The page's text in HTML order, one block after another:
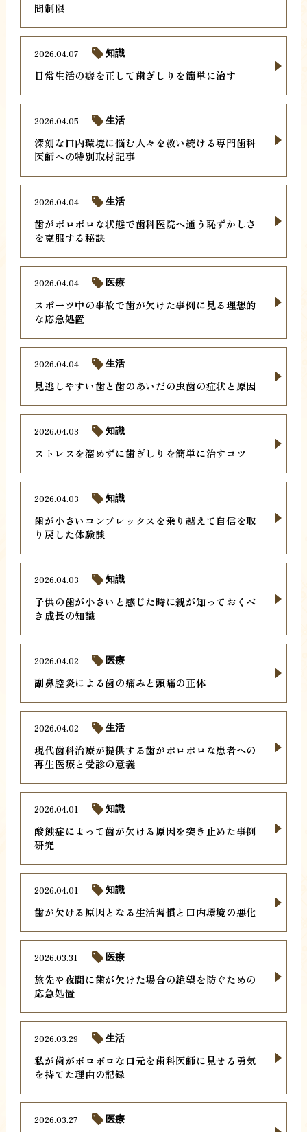
間制限
日常生活の癖を正して歯ぎしりを簡単に治す
2026.04.07 知識
深刻な口内環境に悩む人々を救い続ける専門歯科
医師への特別取材記事
2026.04.05 生活
歯がボロボロな状態で歯科医院へ通う恥ずかしさ
を克服する秘訣
2026.04.04 生活
スポーツ中の事故で歯が欠けた事例に見る理想的
な応急処置
2026.04.04 医療
見逃しやすい歯と歯のあいだの虫歯の症状と原因
2026.04.04 生活
ストレスを溜めずに歯ぎしりを簡単に治すコツ
2026.04.03 知識
歯が小さいコンプレックスを乗り越えて自信を取
り戻した体験談
2026.04.03 知識
子供の歯が小さいと感じた時に親が知っておくべ
き成長の知識
2026.04.03 知識
副鼻腔炎による歯の痛みと頭痛の正体
2026.04.02 医療
現代歯科治療が提供する歯がボロボロな患者への
再生医療と受診の意義
2026.04.02 生活
酸蝕症によって歯が欠ける原因を突き止めた事例
研究
2026.04.01 知識
歯が欠ける原因となる生活習慣と口内環境の悪化
2026.04.01 知識
旅先や夜間に歯が欠けた場合の絶望を防ぐための
応急処置
2026.03.31 医療
私が歯がボロボロな口元を歯科医師に見せる勇気
を持てた理由の記録
2026.03.29 生活
2026.03.27 医療